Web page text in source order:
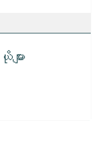
ား